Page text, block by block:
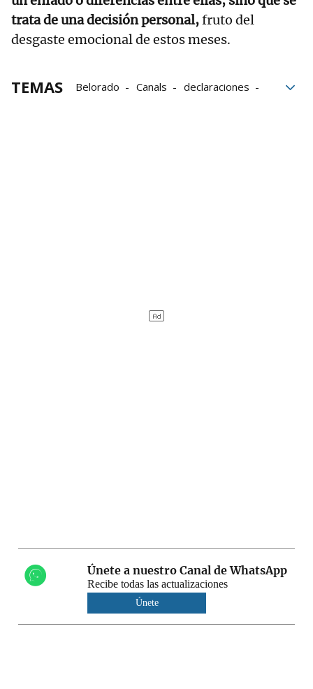
trata de una decisión personal,fruto del
desgaste emocional de estos meses.
TEMAS Belorado Canals
declaraciones
Únete a nuestro Canal de WhatsApp
Recibe todas las actualizaciones
Únete